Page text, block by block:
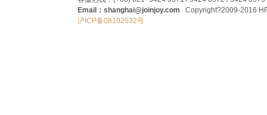
Email：shanghai@joinjoy.com Copyright?2009-2016
沪ICP备08102532号